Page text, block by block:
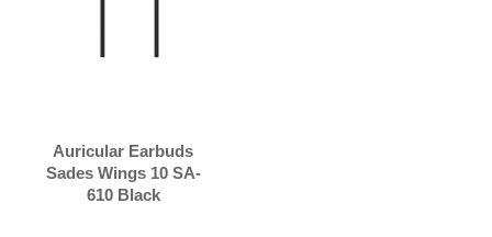
Auricular Earbuds
Sades Wings 10 SA-
610 Black